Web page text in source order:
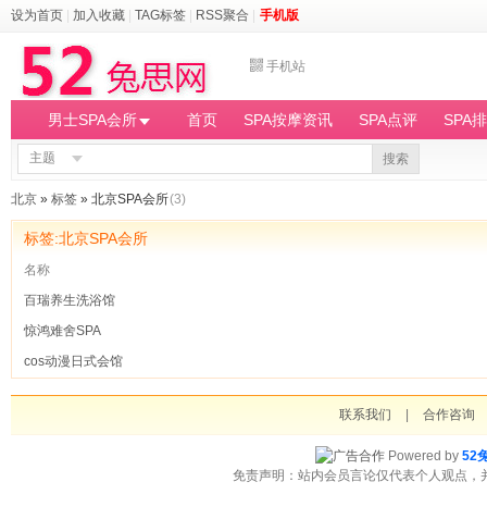
设为首页 加入收藏 TAG标签 RSS聚合 手机版
手机站
男士SPA会所 首页 SPA按摩资讯 SPA点评 SPA
主题 搜索
北京 » 标签 » 北京SPA会所(3)
标签:北京SPA会所
名称
百瑞养生洗浴馆
惊鸿难舍SPA
cos动漫日式会馆
联系我们 合作咨询
Powered by 52
免责声明：站内会员言论仅代表个人观点